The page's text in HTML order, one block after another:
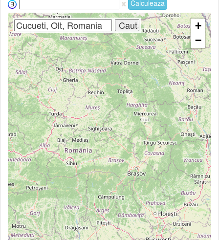
Calculeaza
+
−